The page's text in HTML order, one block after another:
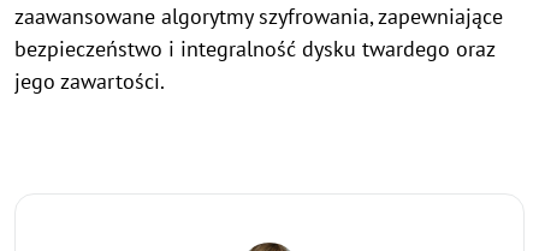
zaawansowane algorytmy szyfrowania, zapewniające
bezpieczeństwo i integralność dysku twardego oraz
jego zawartości.